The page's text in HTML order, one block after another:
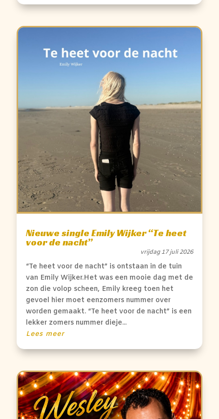
Nieuwe single Emily Wijker “Te heet
voor de nacht”
vrijdag 17 juli 2026
“Te heet voor de nacht” is ontstaan in de tuin
van Emily Wijker.Het was een mooie dag met de
zon die volop scheen, Emily kreeg toen het
gevoel hier moet eenzomers nummer over
worden gemaakt. “Te heet voor de nacht” is een
lekker zomers nummer dieje...
Lees meer